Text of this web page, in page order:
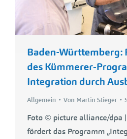
Baden-Württemberg:
des Kümmerer-
Integration durch
Allgemein Von Martin Stieger
Foto © picture alliance/dpa
fördert das Programm